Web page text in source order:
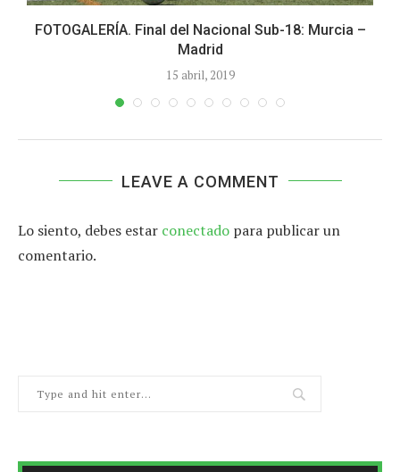
FOTOGALERÍA. Final del Nacional Sub-18: Murcia –
Madrid
15 abril, 2019
LEAVE A COMMENT
Lo siento, debes estar conectado para publicar un
comentario.